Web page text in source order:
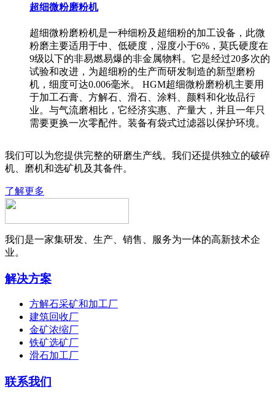
超细微粉磨粉机
超细微粉磨粉机是一种细粉及超细粉的加工设备，此微
粉磨主要适用于中、低硬度，湿度小于6%，莫氏硬度在
9级以下的非易燃易爆的非金属物料。它是经过20多次的
试验和改进，为超细粉的生产而研发制造的新型磨粉
机，细度可达0.006毫米。 HGM超细微粉磨粉机主要用
于加工石膏、方解石、滑石、涂料、颜料和化妆品行
业。与气流磨相比，它经济实惠、产量大，并且一年只
需要更换一次零配件。装备有袋式过滤器以保护环境。
我们可以为您提供完整的研磨生产线。我们还提供独立的破碎
机、磨机和选矿机及其备件。
了解更多
我们是一家集研发、生产、销售、服务为一体的高新技术企
业。
解决方案
方解石采矿和加工厂
建筑回收厂
金矿浓缩厂
铁矿选矿厂
滑石加工厂
联系我们